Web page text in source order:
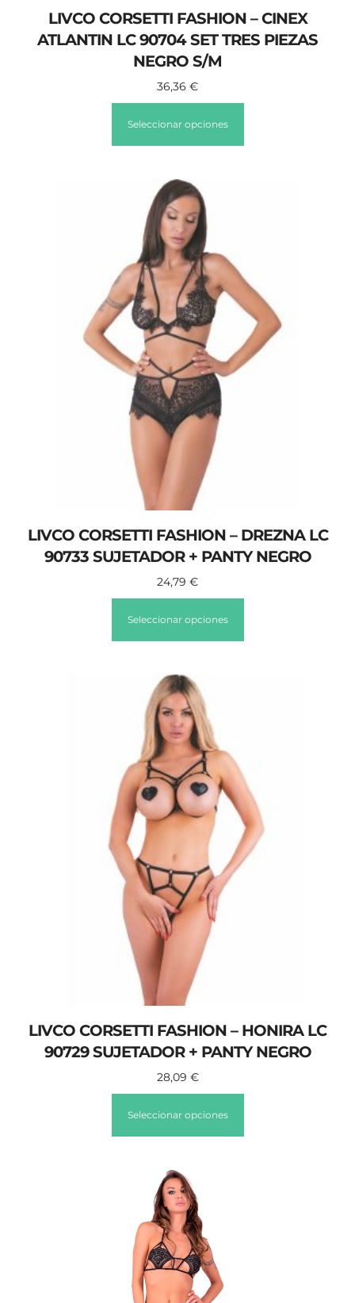
LIVCO CORSETTI FASHION – CINEX
ATLANTIN LC 90704 SET TRES PIEZAS
NEGRO S/M
36,36 €
Seleccionar opciones
LIVCO CORSETTI FASHION – DREZNA LC
90733 SUJETADOR + PANTY NEGRO
24,79 €
Seleccionar opciones
LIVCO CORSETTI FASHION – HONIRA LC
90729 SUJETADOR + PANTY NEGRO
28,09 €
Seleccionar opciones